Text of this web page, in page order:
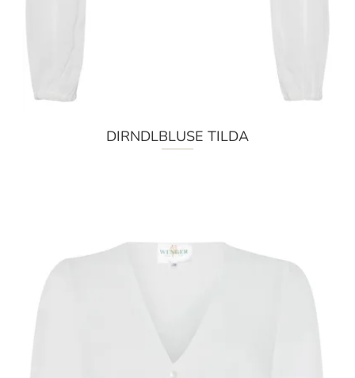
DIRNDLBLUSE TILDA